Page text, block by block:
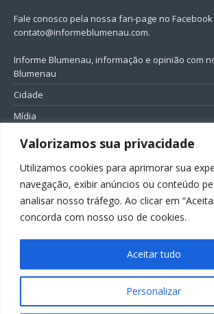
Valorizamos sua privacidade
Utilizamos cookies para aprimorar sua
navegação, exibir anúncios ou conteúdo
analisar nosso tráfego. Ao clicar em
concorda com nosso uso de cookies.
Personalizar
Aceitar tudo
Fale conosco pela nossa fan-page no
contato@informeblumenau.com.
Informe Blumenau, informação e opinião com
Blumenau
Cidade
Mídia
Entretenimento
Política